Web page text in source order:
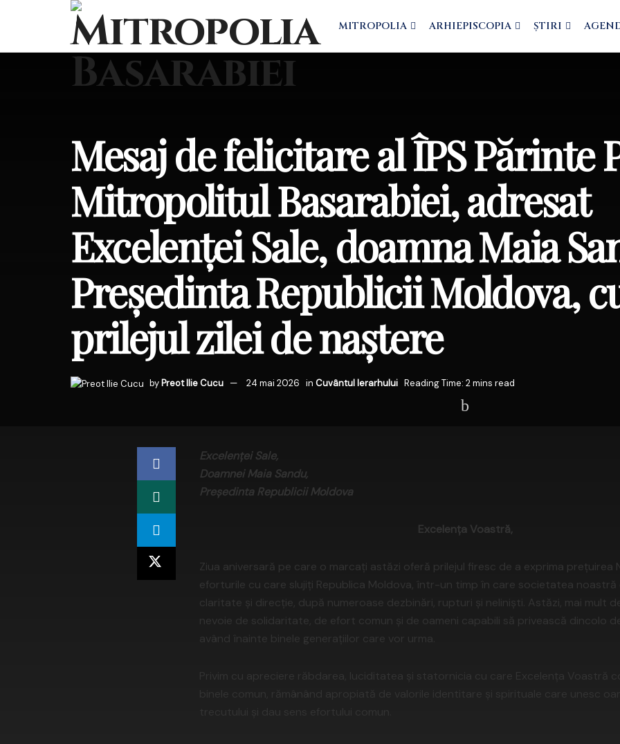
MITROPOLIA ARHIEPISCOPIA ȘTIRI
Mesaj de felicitare al ÎPS Părinte
Mitropolitul Basarabiei, adresat
Excelenței Sale, doamna Maia
Președinta Republicii Moldova,
prilejul zilei de naștere
by Preot Ilie Cucu 24 mai 2026 in Cuvântul Ierarhului Reading Time: 2 mins read
Excelenței Sale,
Doamnei Maia Sandu,
Președinta Republicii Moldova
Excelența Voastră,
Ziua aniversară pe care o marcați astăzi oferă prilejul firesc de a exprima prețuirea
eforturile cu care slujiți Republica Moldova, într-un timp în care societatea noastră
claritate și direcție, după numeroase dezbinări, rupturi și neliniști. Astăzi, mai mult
nevoie de solidaritate, de efort comun și de oameni capabili să privească dincolo
având înainte binele generațiilor care vor urma.